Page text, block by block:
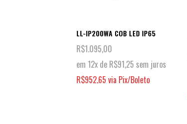
LL-IP200WA COB LED IP65
R$1.095,00
em 12x de R$91,25 sem juros
R$952,65 via Pix/Boleto